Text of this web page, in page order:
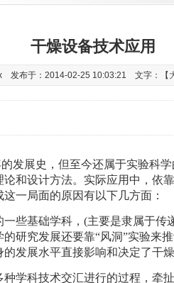
干燥设备技术应用
发布于：2014-02-25 10:03:21 文字：【
发展史，但至今还属于实验科
和设计方法。实际应用中，依
一局面的原因有以下几方面：
些基础学科，(主要是隶属于传
研究发展还要靠“风洞”实验来
发展水平直接影响和决定了干燥
学科技术交汇进行的过程，牵